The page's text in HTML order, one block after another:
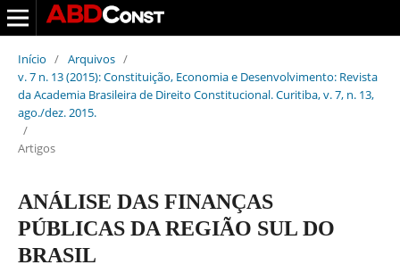
Início / Arquivos /
v. 7 n. 13 (2015): Constituição, Economia e Desenvolvimento: Revista
da Academia Brasileira de Direito Constitucional. Curitiba, v. 7, n. 13,
ago./dez. 2015.
/
Artigos
ANÁLISE DAS FINANÇAS
PÚBLICAS DA REGIÃO SUL DO
BRASIL